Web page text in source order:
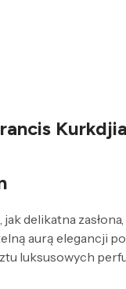
delikatna
aurą elegancji
luksusowych